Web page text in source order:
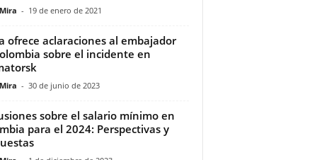
- 19 de enero de 2021
ofrece aclaraciones al embajador
sobre el incidente en
- 30 de junio de 2023
sobre el salario mínimo en
para el 2024: Perspectivas y